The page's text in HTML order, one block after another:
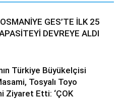
GES’TE İLK 25
DEVREYE ALDI
Türkiye Büyükelçisi
Tosyalı Toyo
Ziyaret Etti: ‘ÇOK